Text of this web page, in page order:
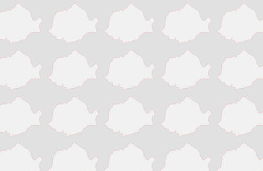
Onesti
Oradea
Petrosani
Piatra Neamt
Pitesti